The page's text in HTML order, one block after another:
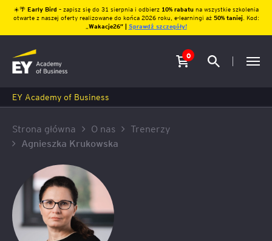
☀️🌴 Early Bird – zapisz się do 31 sierpnia i odbierz10% rabatu na wszystkie szkolenia
otwarte z naszej oferty realizowane do końca 2026 roku, e-learningi aż 50% taniej. Kod:
Wakacje26″ | Sprawdź szczegóły!
0
EY Academy of Business
Strona główna O nas
Trenerzy
Agnieszka Krukowska